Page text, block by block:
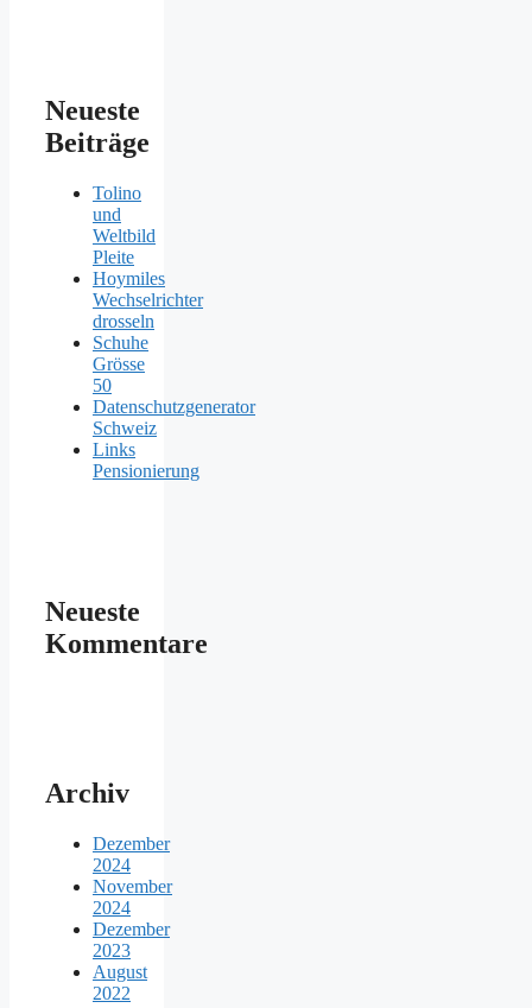
Neueste
Beiträge
Tolino
und
Weltbild
Pleite
Hoymiles
Wechselrichter
drosseln
Schuhe
Grösse
50
Datenschutzgenerator
Schweiz
Links
Pensionierung
Neueste
Kommentare
Archiv
Dezember
2024
November
2024
Dezember
2023
August
2022